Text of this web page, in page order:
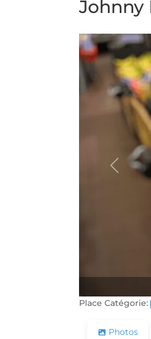
Johnny
Place Catégorie:
Photos